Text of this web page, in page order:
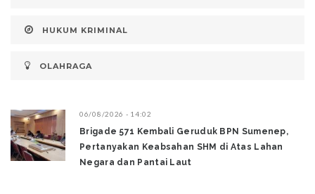
HUKUM KRIMINAL
OLAHRAGA
06/08/2026 - 14:02
Brigade 571 Kembali Geruduk BPN Sumenep,
Pertanyakan Keabsahan SHM di Atas Lahan
Negara dan Pantai Laut